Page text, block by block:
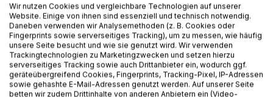
Auf die Merkliste
Titel bewerten
Wir nutzen Cookies und vergleichbare Technologien auf unserer
Website. Einige von ihnen sind essenziell und technisch notwendig.
Daneben verwenden wir Analysemethoden (z. B. Cookies oder
Fingerprints sowie serverseitiges Tracking), um zu messen, wie häufig
unsere Seite besucht und wie sie genutzt wird. Wir verwenden
Trackingtechnologien zu Marketingzwecken und setzen hierzu
serverseitiges Tracking sowie auch Drittanbieter ein, wodurch ggf.
geräteübergreifend Cookies, Fingerprints, Tracking-Pixel, IP-Adressen
sowie gehashte E-Mail-Adressen genutzt werden. Auf unserer Seite
betten wir zudem Drittinhalte von anderen Anbietern ein (Video-